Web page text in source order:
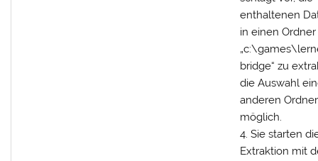
enthaltenen
in einen Ordner
bridge“ zu
die Auswahl
anderen
möglich.
Sie starten
Extraktion mit